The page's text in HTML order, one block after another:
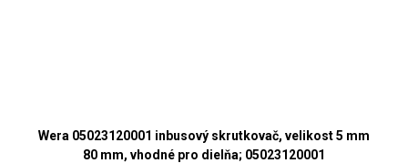
Wera 05023120001 inbusový skrutkovač, velikost 5 mm
80 mm, vhodné pro dielňa; 05023120001